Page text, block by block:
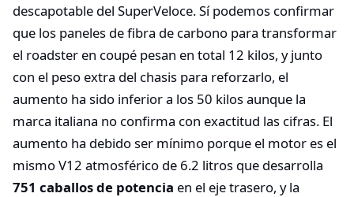
descapotable del SuperVeloce. Sí podemos confirmar
que los paneles de fibra de carbono para transformar
el roadster en coupé pesan en total 12 kilos, y junto
con el peso extra del chasis para reforzarlo, el
aumento ha sido inferior a los 50 kilos aunque la
marca italiana no confirma con exactitud las cifras. El
aumento ha debido ser mínimo porque el motor es el
mismo V12 atmosférico de 6.2 litros que desarrolla
751 caballos de potencia en el eje trasero, y la